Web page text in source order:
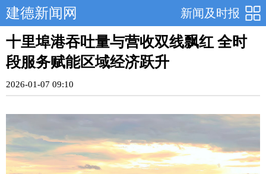
新闻及时报
建德新闻网
十里埠港吞吐量与营收双线飘红 全时
段服务赋能区域经济跃升
2026-01-07 09:10